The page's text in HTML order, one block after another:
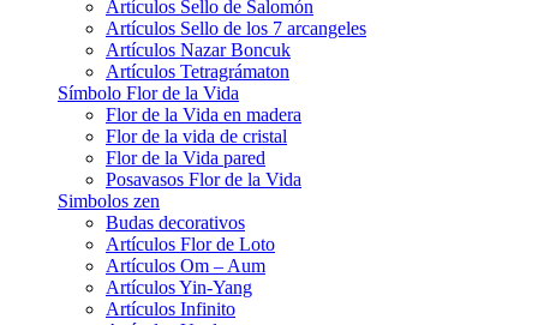
Artículos Sello de Salomón
Artículos Sello de los 7 arcangeles
Artículos Nazar Boncuk
Artículos Tetragrámaton
Símbolo Flor de la Vida
Flor de la Vida en madera
Flor de la vida de cristal
Flor de la Vida pared
Posavasos Flor de la Vida
Simbolos zen
Budas decorativos
Artículos Flor de Loto
Artículos Om – Aum
Artículos Yin-Yang
Artículos Infinito